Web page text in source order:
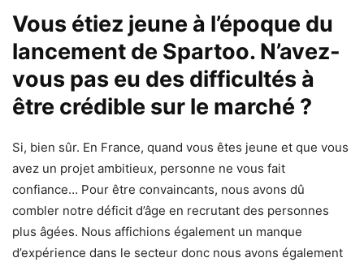
Vous étiez jeune à l’époque du
lancement de Spartoo. N’avez-
vous pas eu des difficultés à
être crédible sur le marché ?
Si, bien sûr. En France, quand vous êtes jeune et que vous
avez un projet ambitieux, personne ne vous fait
confiance… Pour être convaincants, nous avons dû
combler notre déficit d’âge en recrutant des personnes
plus âgées. Nous affichions également un manque
d’expérience dans le secteur donc nous avons également